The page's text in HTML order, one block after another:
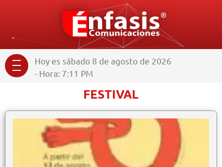
Hoy es sábado 8 de agosto de 2026
- Hora: 7:12 PM
FESTIVAL